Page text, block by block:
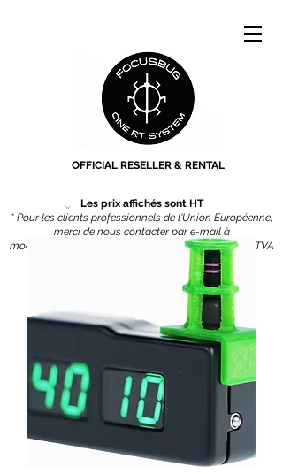
OFFICIAL RESELLER & RENTAL
Les prix affichés sont HT
* Pour les clients professionnels de l'Union Européenne,
merci de nous contacter par e-mail à
moodjifilm@gmail.com
pour obtentir un devis sans TVA
sans passer par l'eshop.